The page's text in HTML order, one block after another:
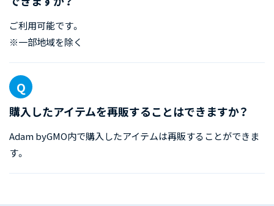
ご利用可能です。
※一部地域を除く
購入したアイテムを再販することはできますか？
Adam byGMO内で購入したアイテムは再販することができま
す。